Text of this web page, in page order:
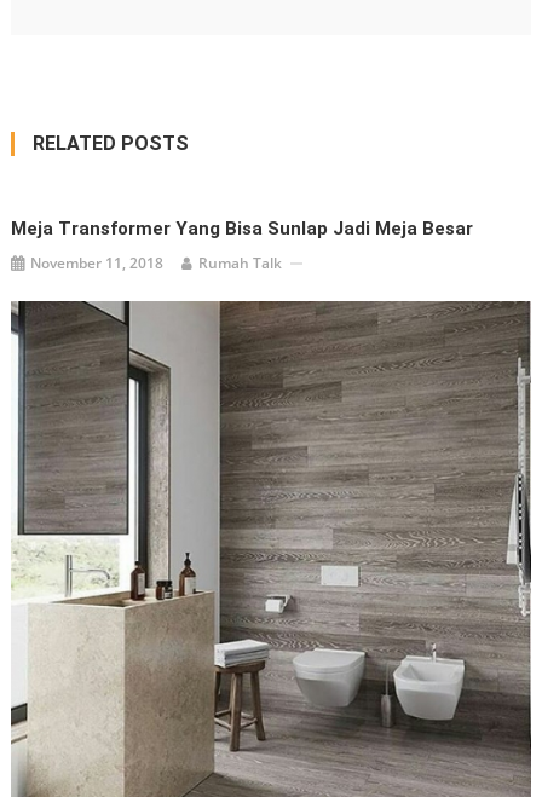
RELATED POSTS
Meja Transformer Yang Bisa Sunlap Jadi Meja Besar
November 11, 2018 Rumah Talk